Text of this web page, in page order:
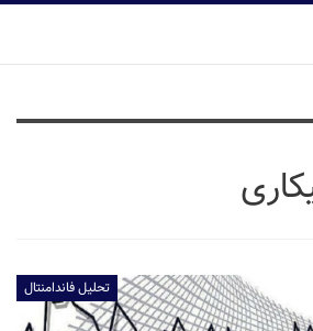
تحلیل فاندامنتال